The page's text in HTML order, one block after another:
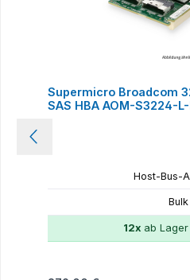
Supermicro Broadcom
SAS HBA AOM-S3224-
Host-Bus-
Bulk
12xab Lager